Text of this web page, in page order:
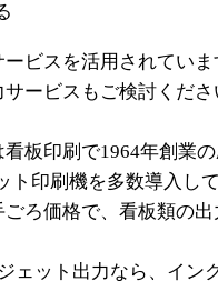
ビスを活用されていま
ービスもご検討くださ
板印刷で1964年創業
印刷機を多数導入して
ろ価格で、看板類の
ェット出力なら、イン